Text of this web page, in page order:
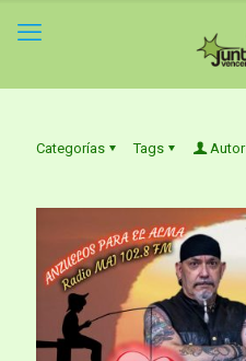
Categorías Tags Autor